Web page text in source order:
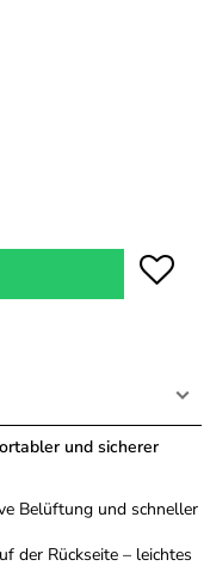
und sicherer
Belüftung und schneller
der Rückseite – leichtes